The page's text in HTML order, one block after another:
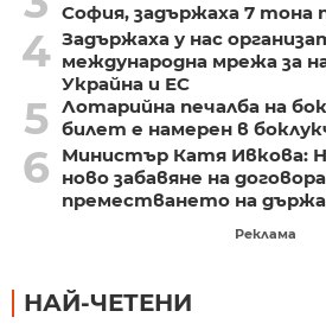
София, задържаха 7 тона
4 Задържаха у нас
международна мрежа за
Украйна и ЕС
5 Лотарийна печалба на
билет е намерен в
6
Министър Катя Ивкова:
ново забавяне на
преместването на
Реклама
НАЙ-ЧЕТЕНИ